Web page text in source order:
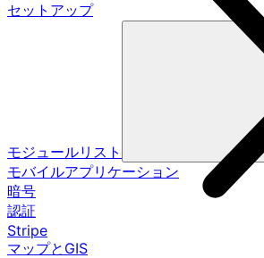
セットアップ
モジュールリスト
モバイルアプリケーション
暗号
認証
Stripe
マップとGIS